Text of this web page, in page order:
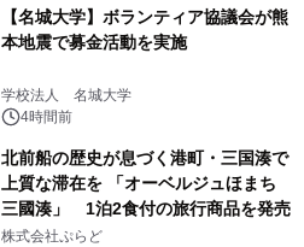
【名城大学】ボランティア協議会が熊
本地震で募金活動を実施
学校法人 名城大学
4時間前
北前船の歴史が息づく港町・三国湊で
上質な滞在を 「オーベルジュほまち
三國湊」 1泊2食付の旅行商品を発売
株式会社ぷらど